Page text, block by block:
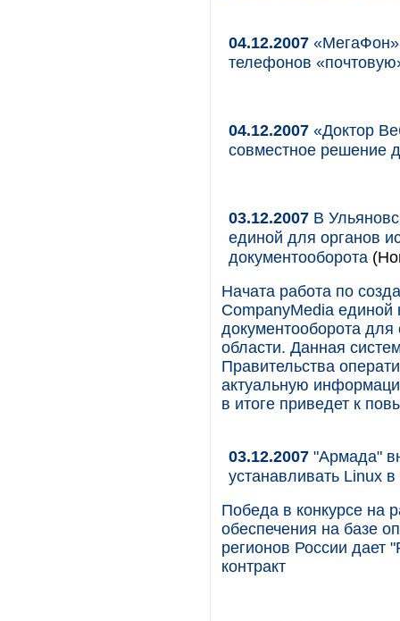
04.12.2007
телефонов
04.12.2007 «Доктор
совместное решение
03.12.2007 В
единой для органов
документооборота
Начата работа по
CompanyMedia единой
документооборота для
области. Данная
Правительства
актуальную
в итоге приведет к
03.12.2007 "Армада"
устанавливать Linux
Победа в конкурсе на
обеспечения на базе
регионов России дает
контракт